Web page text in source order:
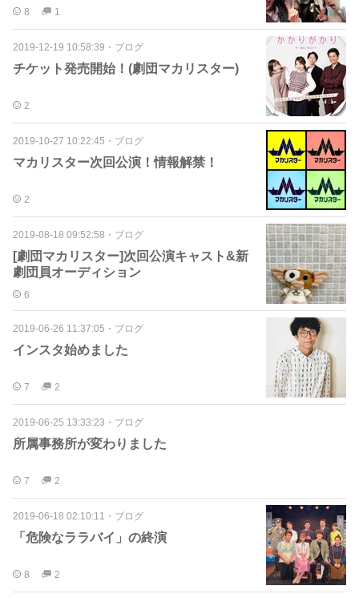
8 1
2019-12-19 10:58:39 ・ ブログ
チケット発売開始！(劇団マカリスター)
2
2019-10-27 10:22:45 ・ ブログ
マカリスター次回公演！情報解禁！
2
2019-08-18 09:52:58 ・ ブログ
[劇団マカリスター]次回公演キャスト&新
劇団員オーディション
6
2019-06-26 11:37:05 ・ ブログ
インスタ始めました
7 2
2019-06-25 13:33:23 ・ ブログ
所属事務所が変わりました
7 2
2019-06-18 02:10:11 ・ ブログ
「危険なララバイ」の終演
8 2